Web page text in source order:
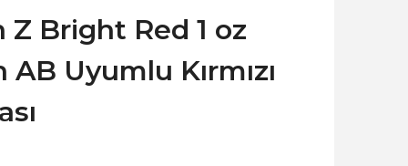
Z Bright Red 1 oz
Uyumlu Kırmızı